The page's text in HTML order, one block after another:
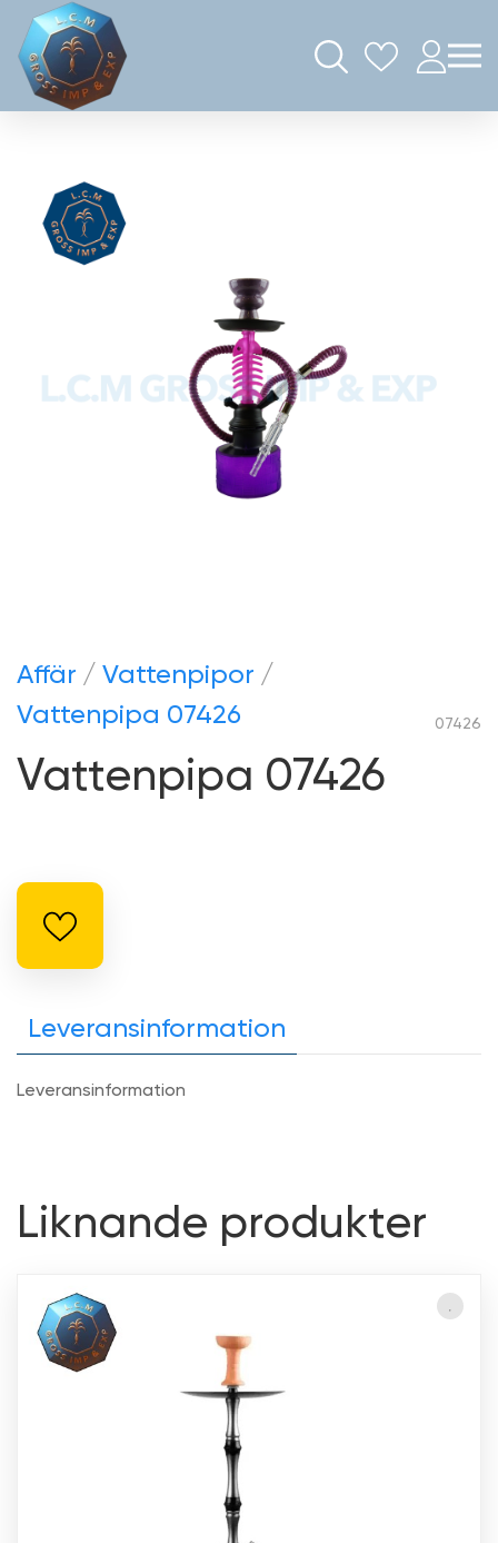
Аffär
Vattenpipor
Vattenpipa 07426
07426
Vattenpipa 07426
Leveransinformation
Leveransinformation
Liknande produkter